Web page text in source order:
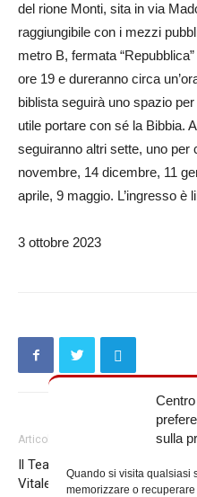
Centro
sulla
Quando si visita qualsiasi
memorizzare o
del rione Monti, sita in via
raggiungibile con i mezzi
metro B, fermata
ore 19 e dureranno circa
biblista seguirà uno spazio
utile portare con sé la Bibbia.
seguiranno altri sette, uno per
novembre, 14 dicembre, 11
aprile, 9 maggio. L’ingresso è
3 ottobre 2023
Articolo precedente
Il Teatro dell’Opera a San
Vitale, storica collaborazione